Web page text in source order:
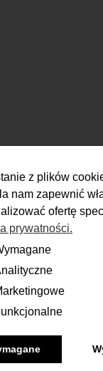
z plików
nam zapewnić
ofertę
prywatności.
Masz 14 dni
i spokojne